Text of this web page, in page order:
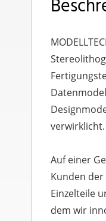
verwirklicht.
Auf einer
Kunden der
Einzelteile
dem wir